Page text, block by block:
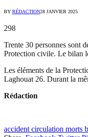
BY RÉDACTION28 JANVIER 2025
298
Trente 30 personnes sont
Protection civile. Le bilan
Les éléments de la
Laghouat 26. Durant la
Rédaction
accident circulation morts